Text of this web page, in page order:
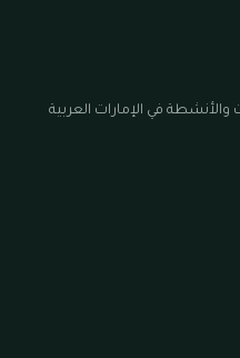
في الإمارات العربية